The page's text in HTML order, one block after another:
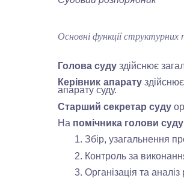
Основні функції структурних
Голова суду здійснює
Керівник апарату
апарату суду.
Старший секретар суду
На помічника голови суду
1. Збір, узагальнення
2. Контроль за
3. Організація та аналіз